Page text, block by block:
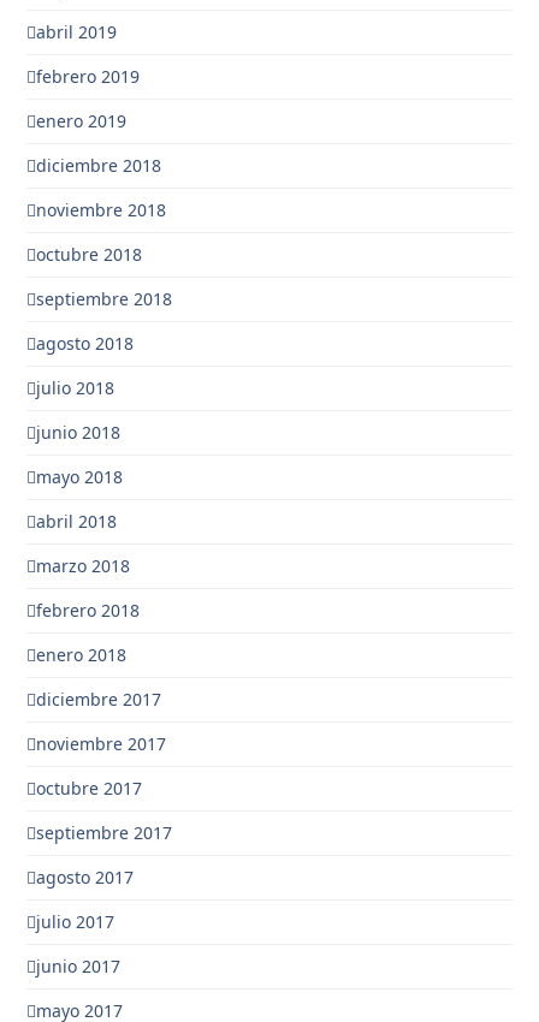
abril 2019
febrero 2019
enero 2019
diciembre 2018
noviembre 2018
octubre 2018
septiembre 2018
agosto 2018
julio 2018
junio 2018
mayo 2018
abril 2018
marzo 2018
febrero 2018
enero 2018
diciembre 2017
noviembre 2017
octubre 2017
septiembre 2017
agosto 2017
julio 2017
junio 2017
mayo 2017